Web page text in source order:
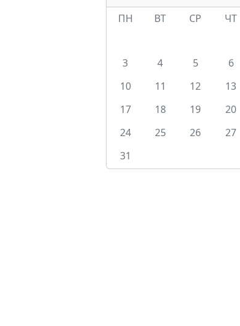
ПН
ВТ СР ЧТ
3
4 5 6
10
11 12 13
17
18 19 20
24
25 26 27
31